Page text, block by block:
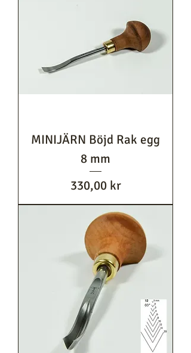
MINIJÄRN Böjd Rak egg
8 mm
Pris
330,00 kr